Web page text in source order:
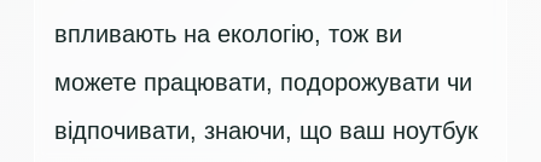
впливають на екологію, тож ви
можете працювати, подорожувати чи
відпочивати, знаючи, що ваш ноутбук